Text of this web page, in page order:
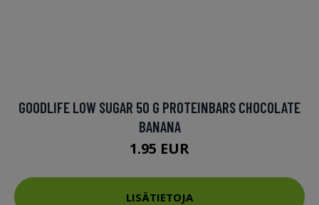
GOODLIFE LOW SUGAR 50 G PROTEINBARS CHOCOLATE
BANANA
1.95 EUR
LISÄTIETOJA